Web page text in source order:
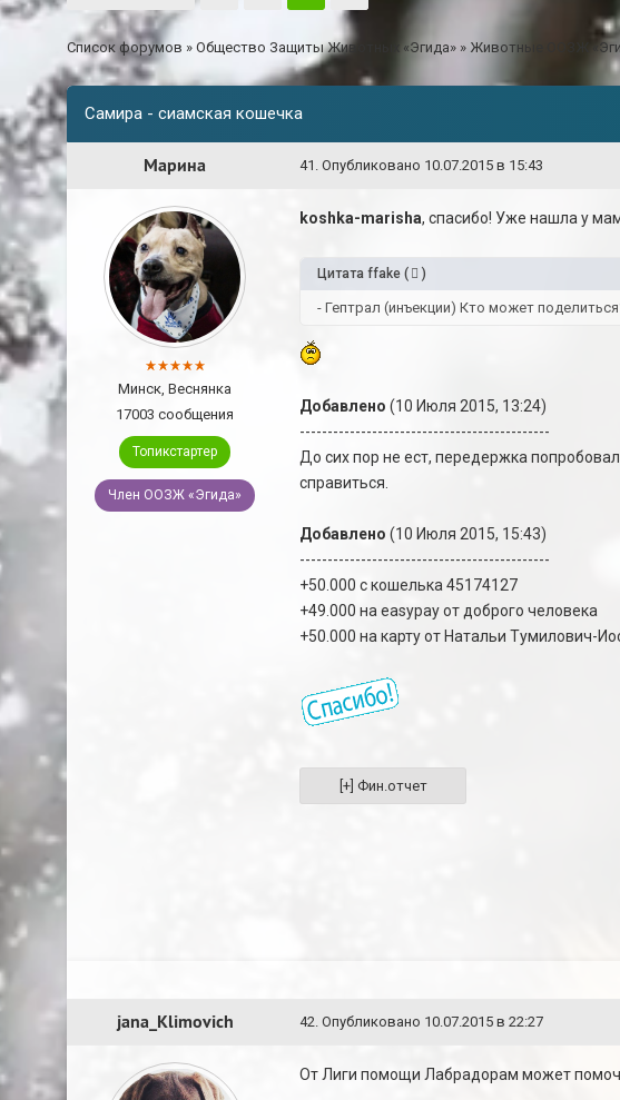
Список форумов » Общество Защиты Животных «Эгида» » Животные ООЗЖ
Самира - сиамская кошечка
Марина 41 . Опубликовано 10.07.2015 в 15:43
Минск, Веснянка
17003 сообщения
Топикстартер
Член ООЗЖ «Эгида»
koshka-marisha, спасибо! Уже нашла у
Цитата ffake ( )
- Гептрал (инъекции) Кто может
Добавлено (10 Июля 2015, 13:24)
---------------------------------------------
До сих пор не ест, передержка
справиться.
Добавлено (10 Июля 2015, 15:43)
---------------------------------------------
+50.000 с кошелька 45174127
+49.000 на easypay от доброго человека
+50.000 на карту от Натальи Тумилович-
jana_Klimovich 42. Опубликовано 10.07.2015 в 22:27
От Лиги помощи Лабрадорам может